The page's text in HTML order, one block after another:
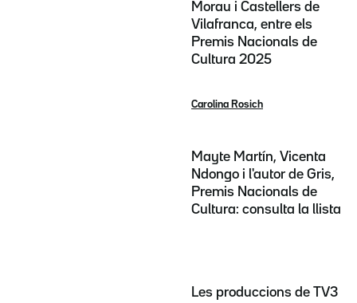
Morau i Castellers de
Vilafranca, entre els
Premis Nacionals de
Cultura 2025
Carolina Rosich
Mayte Martín, Vicenta
Ndongo i l'autor de Gris,
Premis Nacionals de
Cultura: consulta la llista
Les produccions de TV3